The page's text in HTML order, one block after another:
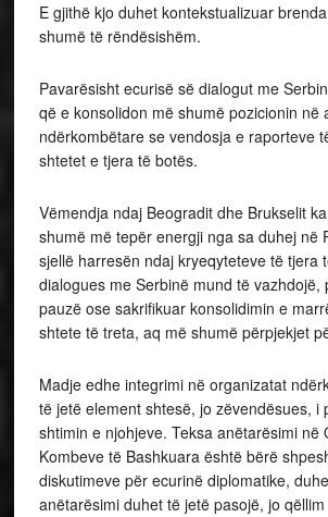
E gjithë kjo duhet kontekstualizuar
shumë të rëndësishëm.
Pavarësisht ecurisë së dialogut me
që e konsolidon më shumë pozicionin në
ndërkombëtare se vendosja e raporteve
shtetet e tjera të botës.
Vëmendja ndaj Beogradit dhe Brukselit
shumë më tepër energji nga sa duhej në
sjellë harresën ndaj kryeqyteteve të tjera
dialogues me Serbinë mund të vazhdojë,
pauzë ose sakrifikuar konsolidimin e
shtete të treta, aq më shumë përpjekjet
Madje edhe integrimi në organizatat
të jetë element shtesë, jo zëvendësues, i
shtimin e njohjeve. Teksa anëtarësimi në
Kombeve të Bashkuara është bërë
diskutimeve për ecurinë diplomatike,
anëtarësimi duhet të jetë pasojë, jo